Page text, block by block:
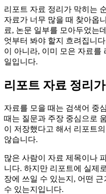
리포트 자료 정리가 막히는
자료가 너무 많을 때 찾아옵
료, 논문 일부를 모아두었는
엇부터 봐야 할지 흐려집니
이 아니라, 이미 모은 자료를
일입니다.
리포트 자료 정리
자료를 모을 때는 검색어 중
때는 질문과 주장 중심으로
이 저장했다고 해서 리포트
않습니다.
많은 사람이 자료 제목이나
니다. 하지만 리포트에 실제
장에 쓰일 수 있는지, 어떤
수 있는지입니다.